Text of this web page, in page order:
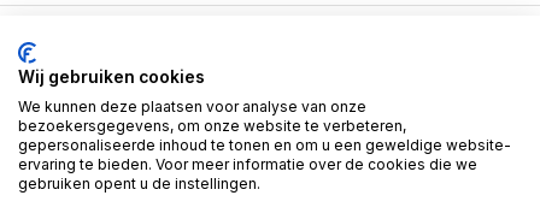
Informatie
Contact
© 2026 BD Store - Theme By
Wij gebruiken cookies
We kunnen deze plaatsen voor analyse van onze
bezoekersgegevens, om onze website te verbeteren,
gepersonaliseerde inhoud te tonen en om u een geweldige website-
ervaring te bieden. Voor meer informatie over de cookies die we
gebruiken opent u de instellingen.